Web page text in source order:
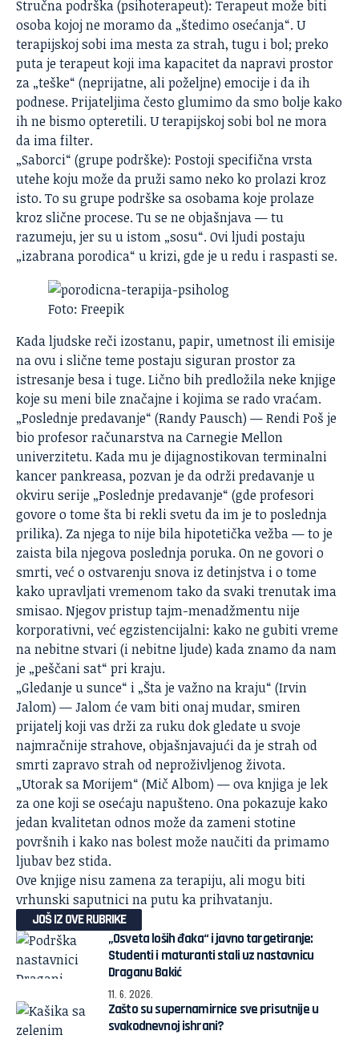
Stručna podrška (psihoterapeut): Terapeut može biti
osoba kojoj ne moramo da „štedimo osećanja“. U
terapijskoj sobi ima mesta za strah, tugu i bol; preko
puta je terapeut koji ima kapacitet da napravi prostor
za „teške“ (neprijatne, ali poželjne) emocije i da ih
podnese. Prijateljima često glumimo da smo bolje kako
ih ne bismo opteretili. U terapijskoj sobi bol ne mora
da ima filter.
„Saborci“ (grupe podrške): Postoji specifična vrsta
utehe koju može da pruži samo neko ko prolazi kroz
isto. To su grupe podrške sa osobama koje prolaze
kroz slične procese. Tu se ne objašnjava — tu
razumeju, jer su u istom „sosu“. Ovi ljudi postaju
„izabrana porodica“ u krizi, gde je u redu i raspasti se.
Foto: Freepik
Kada ljudske reči izostanu, papir, umetnost ili emisije
na ovu i slične teme postaju siguran prostor za
istresanje besa i tuge. Lično bih predložila neke knjige
koje su meni bile značajne i kojima se rado vraćam.
„Poslednje predavanje“ (Randy Pausch) — Rendi Poš je
bio profesor računarstva na Carnegie Mellon
univerzitetu. Kada mu je dijagnostikovan terminalni
kancer pankreasa, pozvan je da održi predavanje u
okviru serije „Poslednje predavanje“ (gde profesori
govore o tome šta bi rekli svetu da im je to poslednja
prilika). Za njega to nije bila hipotetička vežba — to je
zaista bila njegova poslednja poruka. On ne govori o
smrti, već o ostvarenju snova iz detinjstva i o tome
kako upravljati vremenom tako da svaki trenutak ima
smisao. Njegov pristup tajm-menadžmentu nije
korporativni, već egzistencijalni: kako ne gubiti vreme
na nebitne stvari (i nebitne ljude) kada znamo da nam
je „peščani sat“ pri kraju.
„Gledanje u sunce“ i „Šta je važno na kraju“ (Irvin
Jalom) — Jalom će vam biti onaj mudar, smiren
prijatelj koji vas drži za ruku dok gledate u svoje
najmračnije strahove, objašnjavajući da je strah od
smrti zapravo strah od neproživljenog života.
„Utorak sa Morijem“ (Mič Albom) — ova knjiga je lek
za one koji se osećaju napušteno. Ona pokazuje kako
jedan kvalitetan odnos može da zameni stotine
površnih i kako nas bolest može naučiti da primamo
ljubav bez stida.
Ove knjige nisu zamena za terapiju, ali mogu biti
vrhunski saputnici na putu ka prihvatanju.
JOŠ IZ OVE RUBRIKE
„Osveta loših đaka“ i javno targetiranje:
Studenti i maturanti stali uz nastavnicu
Draganu Bakić
11. 6. 2026.
Zašto su supernamirnice sve prisutnije u
svakodnevnoj ishrani?